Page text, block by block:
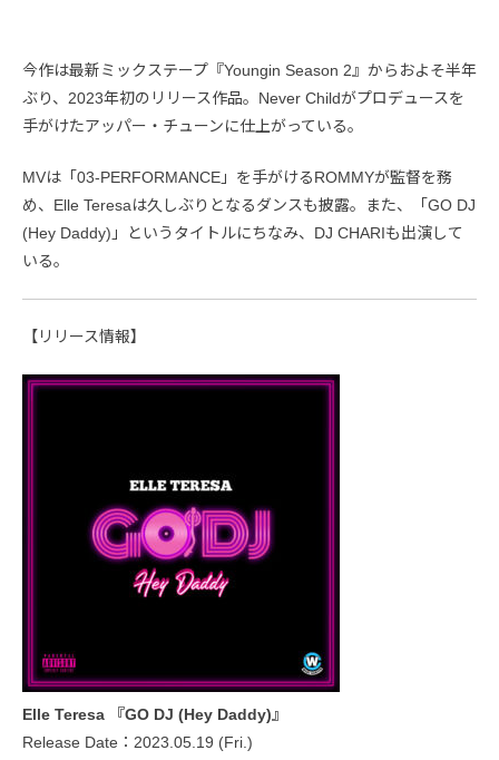
今作は最新ミックステープ『Youngin Season 2』からおよそ半年
ぶり、2023年初のリリース作品。Never Childがプロデュースを
手がけたアッパー・チューンに仕上がっている。
MVは「03-PERFORMANCE」を手がけるROMMYが監督を務
め、Elle Teresaは久しぶりとなるダンスも披露。また、「GO DJ
(Hey Daddy)」というタイトルにちなみ、DJ CHARIも出演して
いる。
【リリース情報】
Elle Teresa 『GO DJ (Hey Daddy)』
Release Date：2023.05.19 (Fri.)